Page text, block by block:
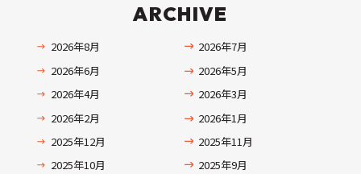
ARCHIVE
2026年8月
2026年7月
2026年6月
2026年5月
2026年4月
2026年3月
2026年2月
2026年1月
2025年12月
2025年11月
2025年10月
2025年9月